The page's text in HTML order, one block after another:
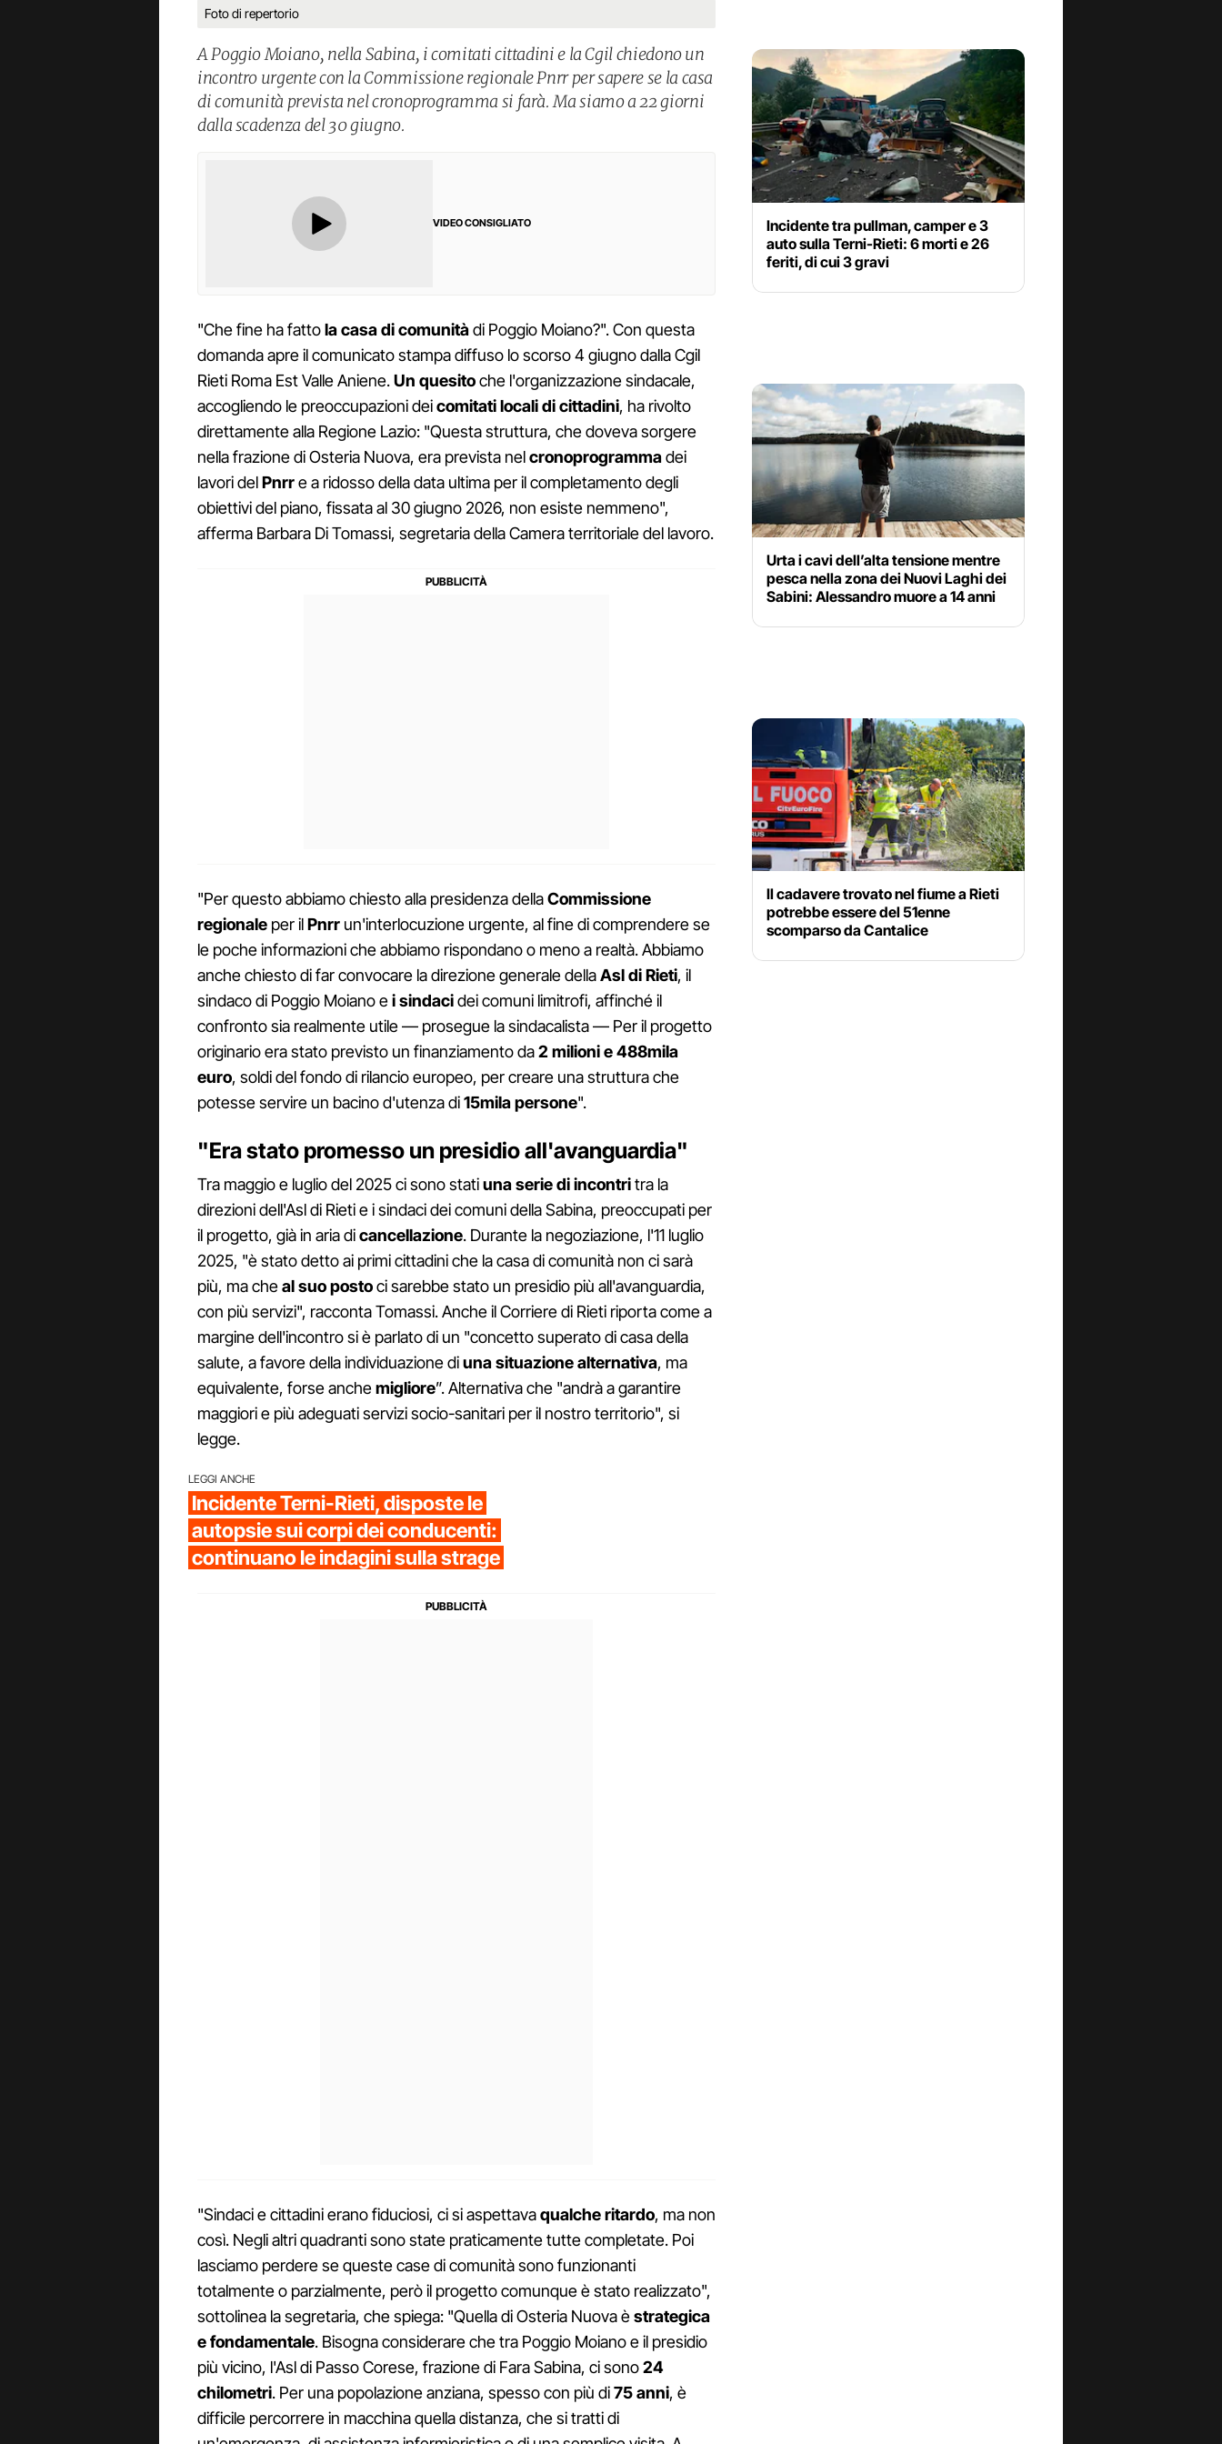
Foto di repertorio
A Poggio Moiano, nella Sabina, i comitati cittadini e la Cgil chiedono un
incontro urgente con la Commissione regionale Pnrr per sapere se la casa
di comunità prevista nel cronoprogramma si farà. Ma siamo a 22 giorni
dalla scadenza del 30 giugno.
VIDEO CONSIGLIATO
"Che fine ha fattola casa di comunitàdi Poggio Moiano?". Con questa
domanda apre il comunicato stampa diffuso lo scorso 4 giugno dalla Cgil
Rieti Roma Est Valle Aniene.Un quesitoche l'organizzazione sindacale,
accogliendo le preoccupazioni deicomitati locali di cittadini, ha rivolto
direttamente alla Regione Lazio: "Questa struttura, che doveva sorgere
nella frazione di Osteria Nuova, era prevista nelcronoprogrammadei
lavori delPnrre a ridosso della data ultima per il completamento degli
obiettivi del piano, fissata al 30 giugno 2026, non esiste nemmeno",
afferma Barbara Di Tomassi, segretaria della Camera territoriale del lavoro.
"Per questo abbiamo chiesto alla presidenza dellaCommissione
regionale per ilPnrr un'interlocuzione urgente, al fine di comprendere se
le poche informazioni che abbiamo rispondano o meno a realtà. Abbiamo
anche chiesto di far convocare la direzione generale dellaAsl di Rieti, il
sindaco di Poggio Moiano ei sindacidei comuni limitrofi, affinché il
confronto sia realmente utile — prosegue la sindacalista — Per il progetto
originario era stato previsto un finanziamento da2 milioni e 488mila
euro, soldi del fondo di rilancio europeo, per creare una struttura che
potesse servire un bacino d'utenza di15mila persone".
"Era stato promesso un presidio all'avanguardia"
Tra maggio e luglio del 2025 ci sono statiuna serie di incontritra la
direzioni dell'Asl di Rieti e i sindaci dei comuni della Sabina, preoccupati per
il progetto, già in aria dicancellazione. Durante la negoziazione, l'11 luglio
2025, "è stato detto ai primi cittadini che la casa di comunità non ci sarà
più, ma cheal suo postoci sarebbe stato un presidio più all'avanguardia,
con più servizi", racconta Tomassi. Anche il Corriere di Rieti riporta come a
margine dell'incontro si è parlato di un "concetto superato di casa della
salute, a favore della individuazione diunasituazionealternativa, ma
equivalente, forse anchemigliore”. Alternativa che "andrà a garantire
maggiori e più adeguati servizi socio-sanitari per il nostro territorio", si
legge.
LEGGI ANCHE
Incidente Terni-Rieti, disposte le
autopsie sui corpi dei conducenti:
continuano le indagini sulla strage
"Sindaci e cittadini erano fiduciosi, ci si aspettavaqualcheritardo, ma non
così. Negli altri quadranti sono state praticamente tutte completate. Poi
lasciamo perdere se queste case di comunità sono funzionanti
totalmente o parzialmente, però il progetto comunque è stato realizzato",
sottolinea la segretaria, che spiega: "Quella di Osteria Nuova èstrategica
efondamentale. Bisogna considerare che tra Poggio Moiano e il presidio
più vicino, l'Asl di Passo Corese, frazione di Fara Sabina, ci sono24
chilometri. Per una popolazione anziana, spesso con più di75anni, è
difficile percorrere in macchina quella distanza, che si tratti di
Incidente tra pullman, camper e 3
auto sulla Terni-Rieti: 6 morti e 26
feriti, di cui 3 gravi
Urta i cavi dell’alta tensione mentre
pesca nella zona dei Nuovi Laghi dei
Sabini: Alessandro muore a 14 anni
Il cadavere trovato nel fiume a Rieti
potrebbe essere del 51enne
scomparso da Cantalice